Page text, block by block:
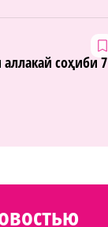
аллакай соҳиби 7